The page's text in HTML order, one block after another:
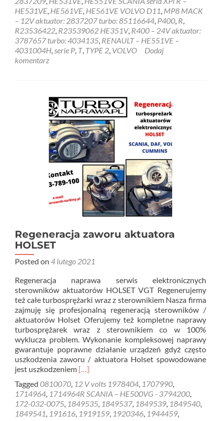
HE531VE, HE561VE, HE561VE VOLVO D11, MP8 MACK
– 12V aktuator: 2837207 turbo: 85116644, P400, R,
R23536422, R23539062 HE351V, R400 – 24V aktuator:
3787657 turbo: 4034135, RENAULT – HE551VE –
4031004H,serie P, T, TYPE 2, VOLVO
Dodaj
komentarz
Regeneracja zaworu aktuatora
HOLSET
Posted on 4 lutego 2021
Regeneracja naprawa serwis elektronicznych
sterowników aktuatorów HOLSET VGT Regenerujemy
też całe turbosprężarki wraz z sterownikiem Nasza firma
zajmuję się profesjonalną regeneracją sterowników /
aktuatorów Holset Oferujemy też kompletne naprawy
turbosprężarek wraz z sterownikiem co w 100%
wyklucza problem. Wykonanie kompleksowej naprawy
gwarantuje poprawne działanie urządzeń gdyż często
uszkodzenia zaworu / aktuatora Holset spowodowane
jest uszkodzeniem Read
about
Regeneracja
zaworu
aktuatora
[…]
Tagged 0810070, 12 V volts 1978404, 1707990,
1714964, 1714964R SCANIA – HE500VG - 3794200,
172-032-0075, 1849535, 1849537, 1849539, 1849540,
1849541, 191616, 1919159, 1920346, 1944459,